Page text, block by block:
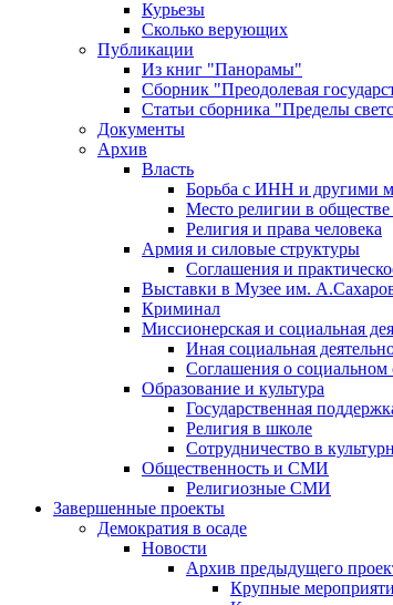
Курьезы
Сколько верующих
Публикации
Из книг "Панорамы"
Сборник "Преодолевая
Статьи сборника "Пределы
Документы
Архив
Власть
Борьба с ИНН и другими
Место религии в
Религия и права человека
Армия и силовые структуры
Соглашения и
Выставки в Музее им.
Криминал
Миссионерская и социальная
Иная социальная
Соглашения о социальном
Образование и культура
Государственная
Религия в школе
Сотрудничество в
Общественность и СМИ
Религиозные СМИ
Завершенные проекты
Демократия в осаде
Новости
Архив предыдущего
Крупные